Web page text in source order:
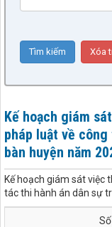
Kế hoạch giám
pháp luật về
bàn huyện năm
Kế hoạch giám sát việc
tác thi hành án dân sự